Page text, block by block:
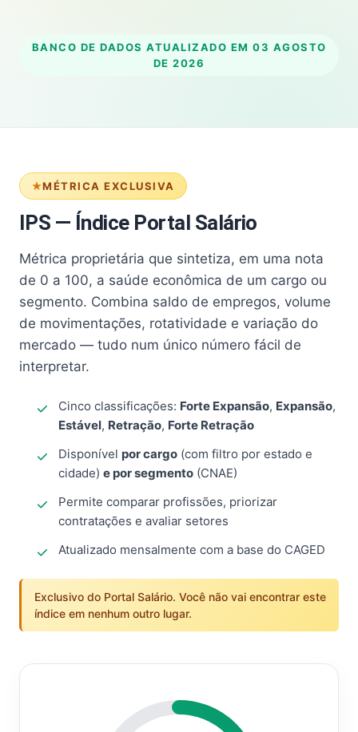
BANCO DE DADOS ATUALIZADO EM 03 AGOSTO
DE 2026
MÉTRICA EXCLUSIVA
IPS — Índice Portal Salário
Métrica proprietária que sintetiza, em uma nota
de 0 a 100, a saúde econômica de um cargo ou
segmento. Combina saldo de empregos, volume
de movimentações, rotatividade e variação do
mercado — tudo num único número fácil de
interpretar.
Cinco classificações: Forte Expansão, Expansão,
Estável, Retração, Forte Retração
Disponível por cargo (com filtro por estado e
cidade) e por segmento (CNAE)
Permite comparar profissões, priorizar
contratações e avaliar setores
Atualizado mensalmente com a base do CAGED
Exclusivo do Portal Salário. Você não vai encontrar este
índice em nenhum outro lugar.